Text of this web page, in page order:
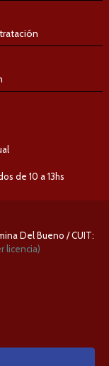
de 10 a 13hs
Del Bueno / CUIT:
licencia)